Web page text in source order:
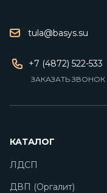
tula@basys.su
+7 (4872) 522-533
ЗАКАЗАТЬ ЗВОНОК
КАТАЛОГ
ЛДСП
ДВП (Оргалит)